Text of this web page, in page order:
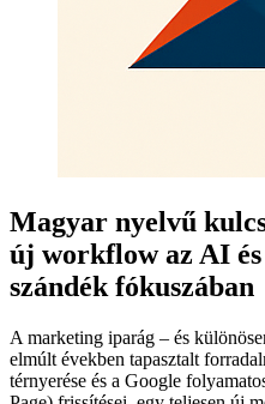
Magyar nyelvű
új workflow az AI
szándék fókuszában
A marketing iparág – és
elmúlt években tapasztalt
térnyerése és a Google